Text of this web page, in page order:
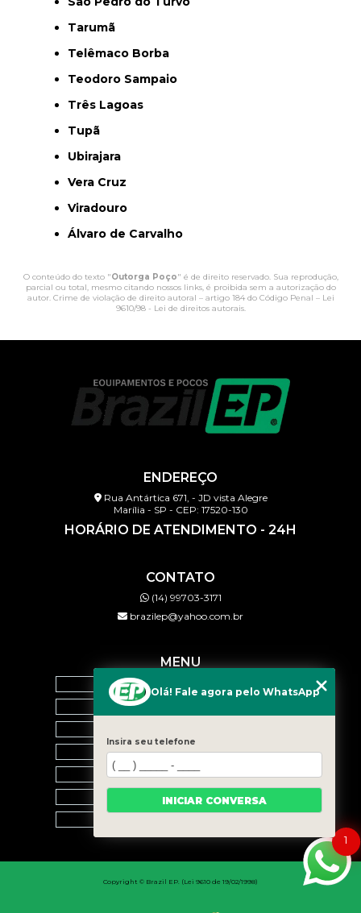
Tarumã
Telêmaco Borba
Teodoro Sampaio
Três Lagoas
Tupã
Ubirajara
Vera Cruz
Viradouro
Álvaro de Carvalho
O conteúdo do texto "Outorga Poço" é de direito reservado. Sua reprodução,
parcial ou total, mesmo citando nossos links, é proibida sem a autorização do
autor. Crime de violação de direito autoral – artigo 184 do Código Penal – Lei
9610/98 - Lei de direitos autorais.
ENDEREÇO
Rua Antártica 671, - JD vista Alegre
Marília - SP - CEP: 17520-130
HORÁRIO DE ATENDIMENTO - 24H
CONTATO
(14) 99703-3171
brazilep@yahoo.com.br
MENU
HOME
BLOG
CONTATO
CATEGORIAS
Copyright © Brazil EP. (Lei 9610 de 19/02/1998)
1
Olá! Fale agora pelo WhatsApp
Insira seu telefone
INICIAR CONVERSA